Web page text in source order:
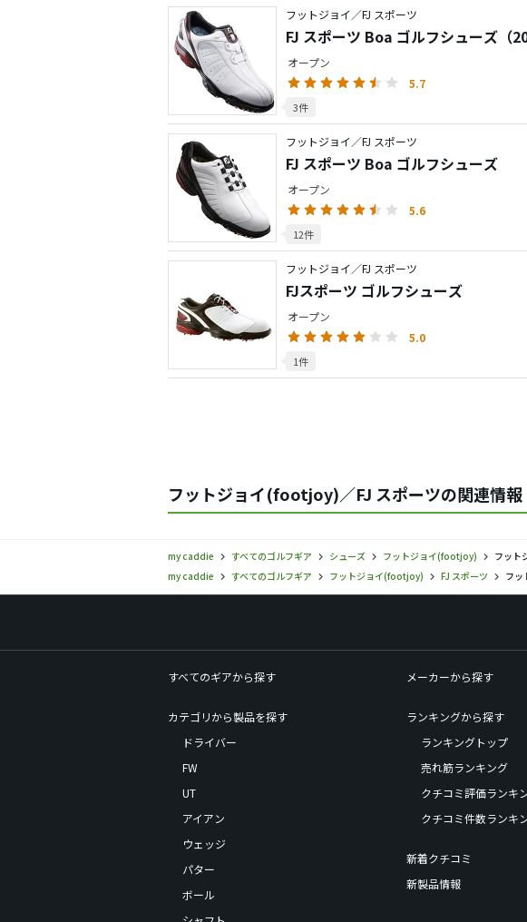
フットジョイ／FJ スポーツ
FJ スポーツ Boa ゴルフシューズ（
オープン
5.7
3件
フットジョイ／FJ スポーツ
FJ スポーツ Boa ゴルフシューズ
オープン
5.6
12件
フットジョイ／FJ スポーツ
FJスポーツ ゴルフシューズ
オープン
5.0
1件
フットジョイ(footjoy)／FJ スポーツの関連情報
my caddie すべてのゴルフギア シューズ フットジョイ(footjoy)
フット
my caddie
すべてのゴルフギア フットジョイ(footjoy) FJ スポーツ フッ
すべてのギアから探す
カテゴリから製品を探す
ドライバー
FW
UT
アイアン
ウェッジ
パター
ボール
メーカーから探す
ランキングから探す
ランキングトップ
売れ筋ランキング
クチコミ評価ランキ
クチコミ件数ランキ
新着クチコミ
新製品情報